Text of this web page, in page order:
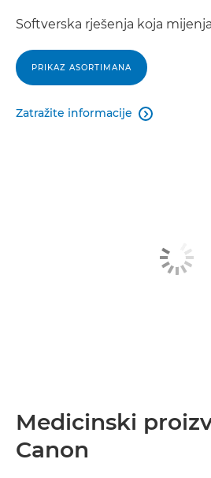
Softverska rješenja koja
PRIKAZ ASORTIMANA
Zatražite informacije 
Medicinski
Canon